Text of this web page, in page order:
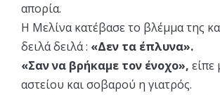
απορία.
Η Μελίνα κατέβασε το βλέμμα της
δειλά δειλά : «Δεν τα έπλυνα».
«Σαν να βρήκαμε τον ένοχο», είπε
αστείου και σοβαρού η γιατρός.